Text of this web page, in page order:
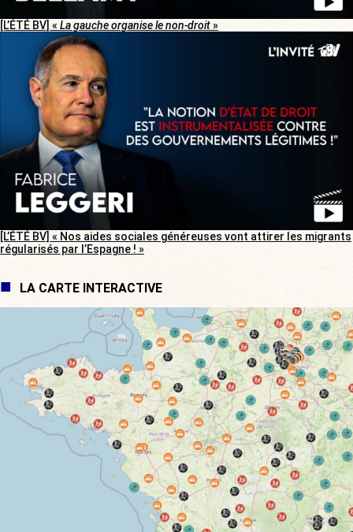
[L’ÉTÉ BV] « La gauche organise le non-droit»
[L’ÉTÉ BV] « Nos aides sociales généreuses vont attirer les migrants
régularisés par l’Espagne ! »
LA CARTE INTERACTIVE